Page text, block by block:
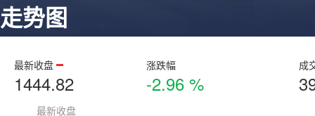
走势图
最新收盘
1444.82
涨跌幅
-2.96 %
成